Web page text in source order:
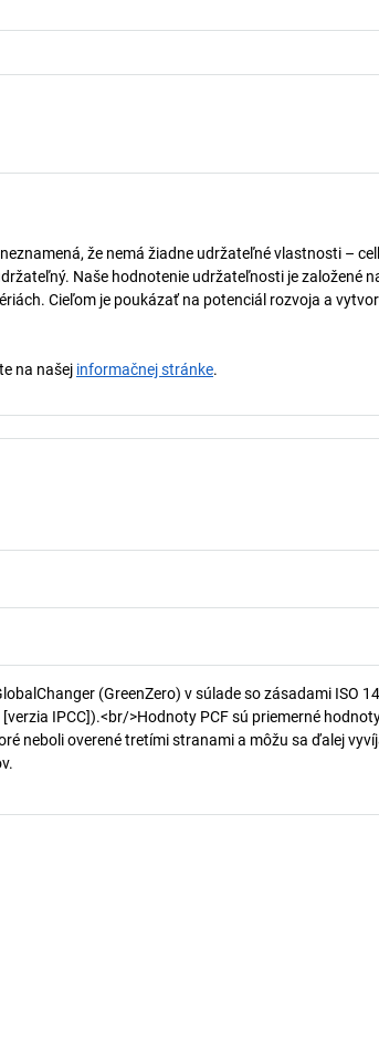
že nemá žiadne udržateľné vlastnosti –
Naše hodnotenie udržateľnosti je založené
Cieľom je poukázať na potenciál rozvoja a
na našej informačnej stránke.
(GreenZero) v súlade so zásadami ISO
IPCC]).<br/>Hodnoty PCF sú priemerné
neboli overené tretími stranami a môžu sa ďalej